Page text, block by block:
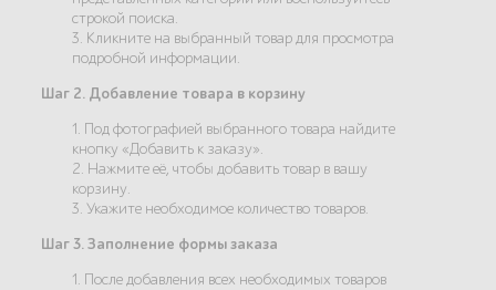
строкой поиска.
3. Кликните на выбранный товар для просмотра
подробной информации.
Шаг 2. Добавление товара в корзину
1. Под фотографией выбранного товара найдите
кнопку «Добавить к заказу».
2. Нажмите её, чтобы добавить товар в вашу
корзину.
3. Укажите необходимое количество товаров.
Шаг 3. Заполнение формы заказа
1. После добавления всех необходимых товаров